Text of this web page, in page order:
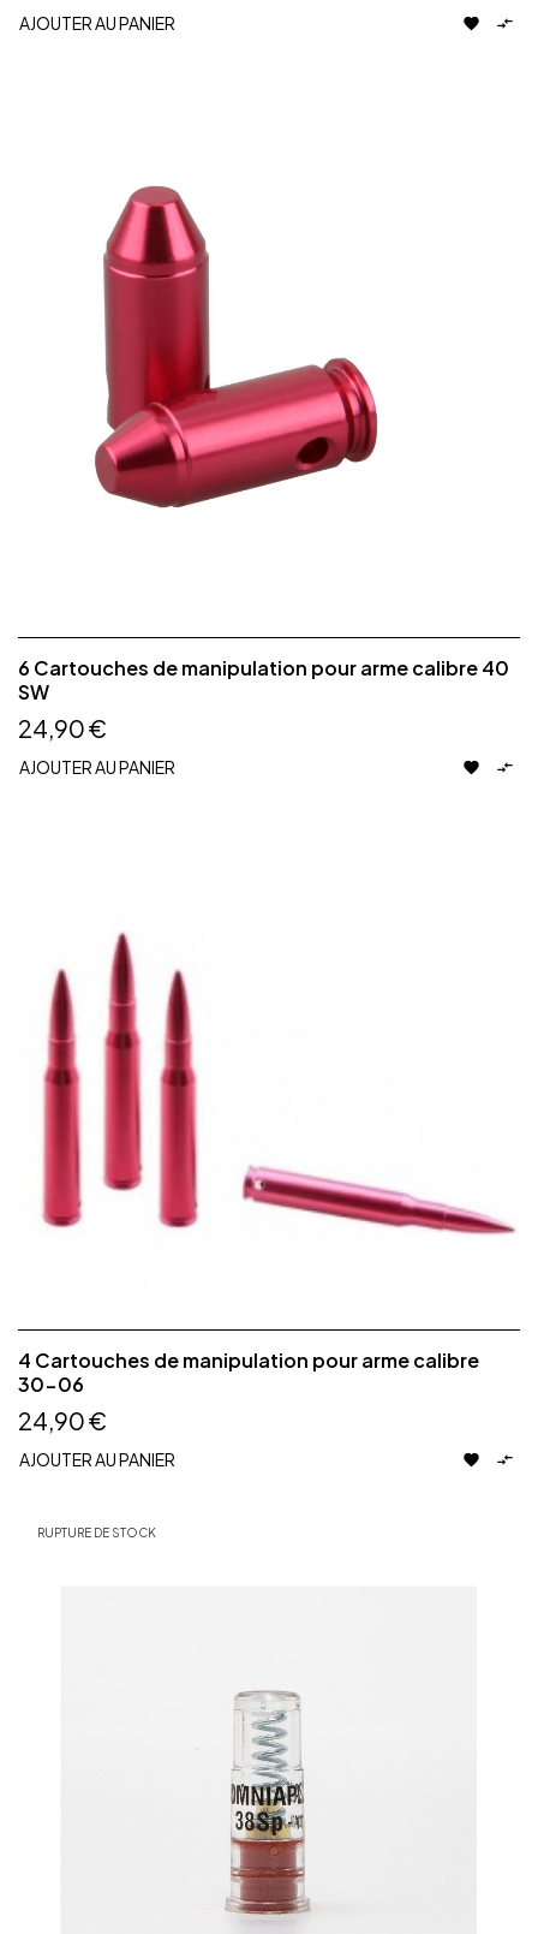
AJOUTER AU PANIER  
6 Cartouches de manipulation pour arme calibre 40
SW
24,90 €
AJOUTER AU PANIER  
4 Cartouches de manipulation pour arme calibre
30-06
24,90 €
AJOUTER AU PANIER  
RUPTURE DE STOCK